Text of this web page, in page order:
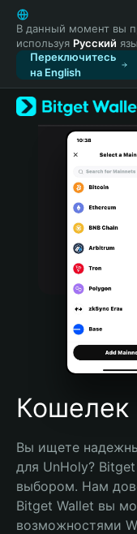
English
日本語
Tiếng Việt
Русский
Español
Türkçe
Italiano
Português (Portugal)
Bahasa Indonesia
Português (Brasil)
Español (Argentina)
В данный момент вы
используя Русский
Переключитесь
на English
Кошелек
Вы ищете
для UnHoly?
выбором. Нам
Bitget Wallet вы
возможностями